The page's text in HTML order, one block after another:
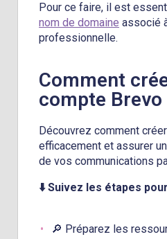
Pour ce faire, il est
nom de domaine associé
professionnelle.
Comment
compte Brevo
Découvrez comment
efficacement et assurer
de vos communications
⬇️ Suivez les étapes
🔎 Préparez les